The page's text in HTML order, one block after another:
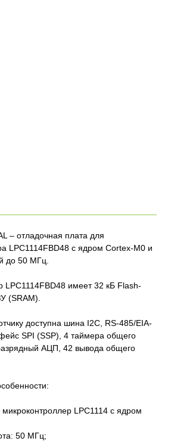
– отладочная плата для
LPC1114FBD48 с ядром Cortex-M0 и
до 50 МГц.
LPC1114FBD48 имеет 32 кБ Flash-
(SRAM).
доступна шина I2C, RS-485/EIA-
SPI (SSP), 4 таймера общего
АЦП, 42 вывода общего
LPC1114 с ядром
50 МГц;